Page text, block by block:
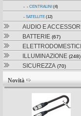
- - CENTRALINI (4)
- SATELLITE (12)
AUDIO E ACCESSORI
BATTERIE (67)
ELETTRODOMESTICI
ILLUMINAZIONE (248)
SICUREZZA (70)
Novità